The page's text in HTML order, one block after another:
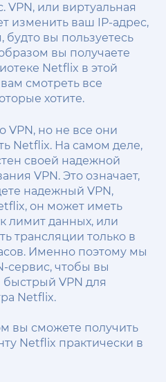
VPN, или виртуальная
изменить ваш IP-адрес,
вы пользуетесь
вы получаете
Netflix в этой
смотреть все
хотите.
VPN, но не все они
Netflix. На самом деле,
своей надежной
VPN. Это означает,
надежный VPN,
он может иметь
лимит данных, или
трансляции только в
Именно поэтому мы
сервис, чтобы вы
VPN для
Netflix.
вы сможете получить
Netflix практически в